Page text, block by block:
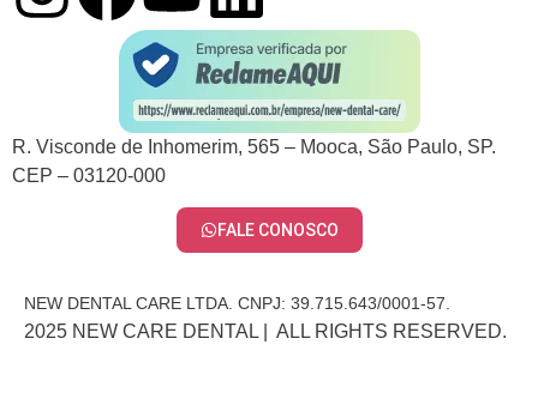
R. Visconde de Inhomerim, 565 – Mooca, São Paulo, SP.
CEP – 03120-000
FALE CONOSCO
NEW DENTAL CARE LTDA. CNPJ: 39.715.643/0001-57.
2025 NEW CARE DENTAL | ALL RIGHTS RESERVED.